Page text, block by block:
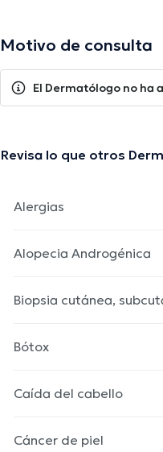
Motivo de consulta
El Dermatólogo no ha
Revisa lo que otros
Alergias
Alopecia Androgénica
Biopsia cutánea,
Bótox
Caída del cabello
Cáncer de piel